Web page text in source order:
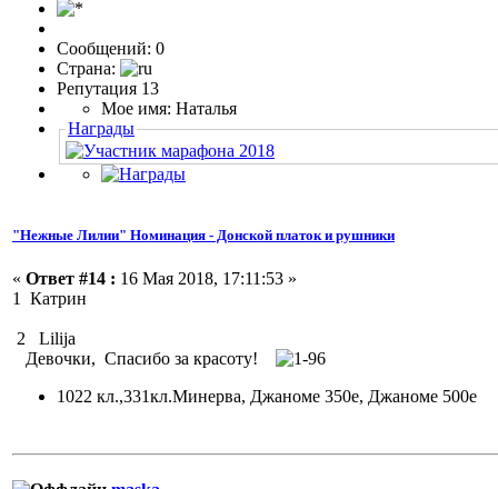
Сообщений: 0
Страна:
Репутация 13
Мое имя: Наталья
Награды
"Нежные Лилии" Номинация - Донской платок и рушники
« Ответ #14 : 16 Мая 2018, 17:11:53 »
1 Катрин
2 Lilija
Девочки, Спасибо за красоту!
1022 кл.,331кл.Минерва, Джаноме 350е, Джаноме 500е